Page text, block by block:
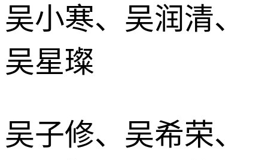
吴小寒、吴润清、
吴星璨
吴子修、吴希荣、